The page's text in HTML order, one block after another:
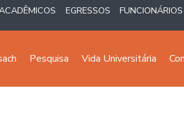
EGRESSOS FUNCIONÁRIOS
Pesquisa Vida Universitária